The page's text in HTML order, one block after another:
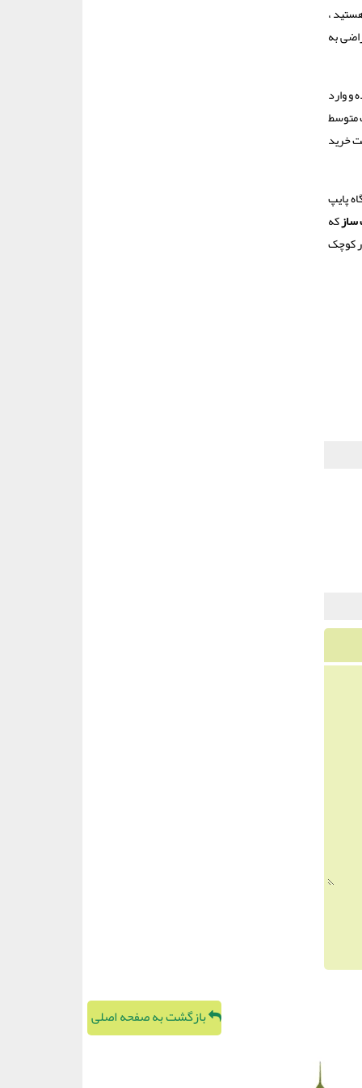
،
به
و وارد
متوسط
خرید
پایپ
که
و بیش از ۲۵۰۰ پیپ را تا پایان تابستان ۱۴۰۰ روانه بازار کوچک
بازگشت به صفحه اصلی